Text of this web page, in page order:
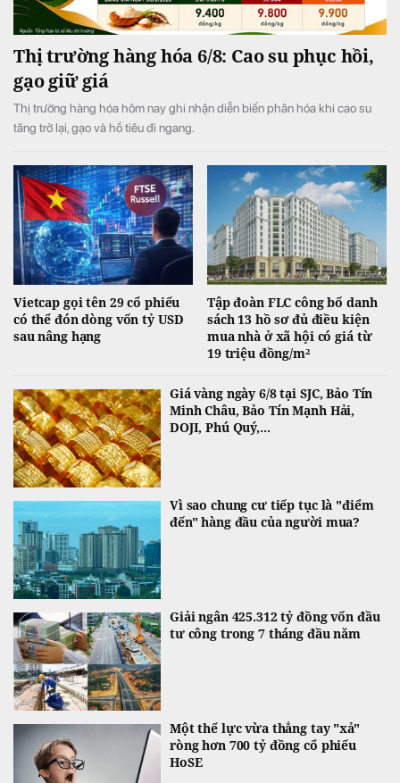
Thị trường hàng hóa 6/8: Cao su phục hồi,
gạo giữ giá
Thị trường hàng hóa hôm nay ghi nhận diễn biến phân hóa khi cao su
tăng trở lại, gạo và hồ tiêu đi ngang.
Vietcap gọi tên 29 cổ phiếu
có thể đón dòng vốn tỷ USD
sau nâng hạng
Tập đoàn FLC công bố danh
sách 13 hồ sơ đủ điều kiện
mua nhà ở xã hội có giá từ
19 triệu đồng/m²
Giá vàng ngày 6/8 tại SJC, Bảo Tín
Minh Châu, Bảo Tín Mạnh Hải,
DOJI, Phú Quý,...
Vì sao chung cư tiếp tục là "điểm
đến" hàng đầu của người mua?
Giải ngân 425.312 tỷ đồng vốn đầu
tư công trong 7 tháng đầu năm
Một thế lực vừa thẳng tay "xả"
ròng hơn 700 tỷ đồng cổ phiếu
HoSE